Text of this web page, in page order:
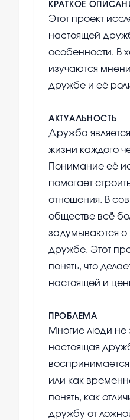
КРАТКОЕ
Этот проект
настоящей
особенности. В
изучаются
дружбе и её
АКТУАЛЬНОСТЬ
Дружба
жизни каждого
Понимание её
помогает
отношения. В
обществе всё
задумываются о
дружбе. Этот
понять, что
настоящей и
ПРОБЛЕМА
Многие люди не
настоящая
или как
понять, как
дружбу от